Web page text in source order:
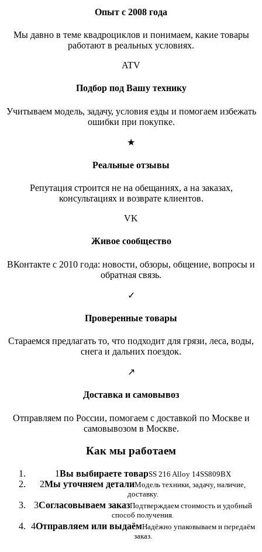
Опыт с 2008 года
Мы давно в теме квадроциклов и понимаем, какие товары
работают в реальных условиях.
ATV
Подбор под Вашу технику
Учитываем модель, задачу, условия езды и помогаем избежать
ошибки при покупке.
★
Реальные отзывы
Репутация строится не на обещаниях, а на заказах,
консультациях и возврате клиентов.
VK
Живое сообщество
ВКонтакте с 2010 года: новости, обзоры, общение, вопросы и
обратная связь.
✓
Проверенные товары
Стараемся предлагать то, что подходит для грязи, леса, воды,
снега и дальних поездок.
↗
Доставка и самовывоз
Отправляем по России, помогаем с доставкой по Москве и
самовывозом в Москве.
Как мы работаем
1Вы выбираете товарSS 216 Alloy 14SS809BX
2Мы уточняем деталиМодель техники, задачу, наличие,
доставку.
3Согласовываем заказПодтверждаем стоимость и удобный
способ получения.
4Отправляем или выдаёмНадёжно упаковываем и передаём
заказ.